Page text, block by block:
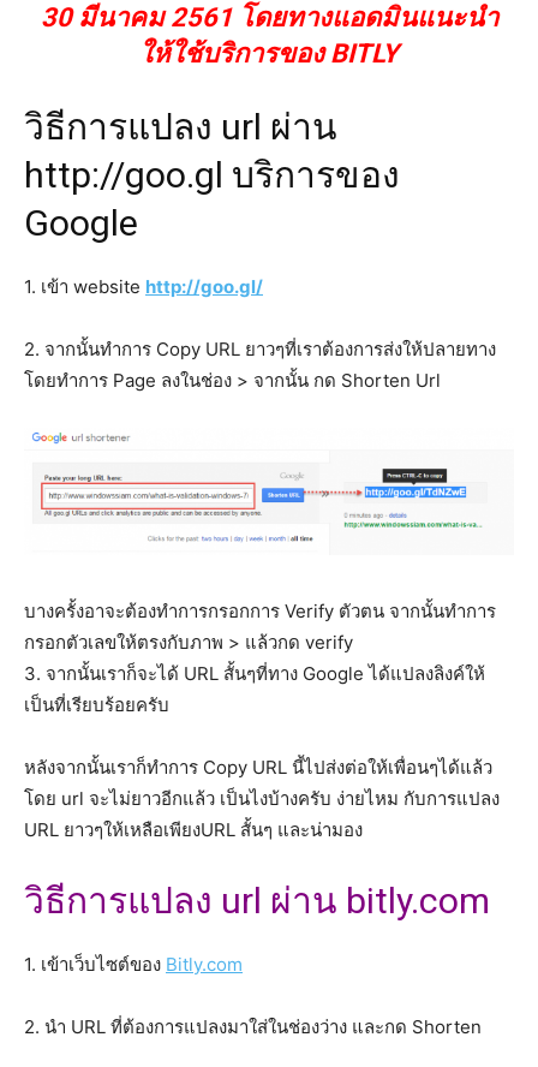
30 มีนาคม 2561 โดยทางแอดมินแนะนำ
ให้ใช้บริการของ BITLY
วิธีการแปลง url ผ่าน
http://goo.gl บริการของ
Google
1. เข้า website http://goo.gl/
2. จากนั้นทำการ Copy URL ยาวๆที่เราต้องการส่งให้ปลายทาง
โดยทำการ Page ลงในช่อง > จากนั้น กด Shorten Url
บางครั้งอาจะต้องทำการกรอกการ Verify ตัวตน จากนั้นทำการ
กรอกตัวเลขให้ตรงกับภาพ > แล้วกด verify
3. จากนั้นเราก็จะได้ URL สั้นๆที่ทาง Google ได้แปลงลิงค์ให้
เป็นที่เรียบร้อยครับ
หลังจากนั้นเราก็ทำการ Copy URL นี้ไปส่งต่อให้เพื่อนๆได้แล้ว
โดย url จะไม่ยาวอีกแล้ว เป็นไงบ้างครับ ง่ายไหม กับการแปลง
URL ยาวๆให้เหลือเพียงURL สั้นๆ และน่ามอง
วิธีการแปลง url ผ่าน bitly.com
1. เข้าเว็บไซต์ของ Bitly.com
2. นำ URL ที่ต้องการแปลงมาใส่ในช่องว่าง และกด Shorten